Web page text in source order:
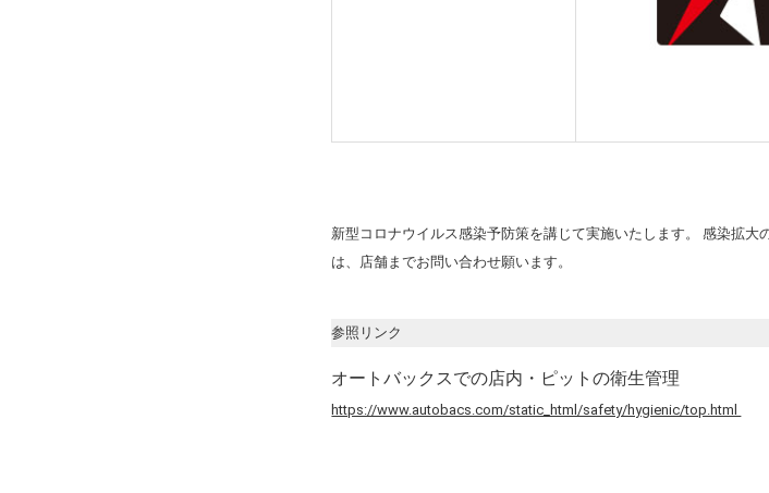
新型コロナウイルス感染予防策を講じて実施いたします。 感染拡
は、店舗までお問い合わせ願います。
参照リンク
オートバックスでの店内・ピットの衛生管理
https://www.autobacs.com/static_html/safety/hygienic/top.html